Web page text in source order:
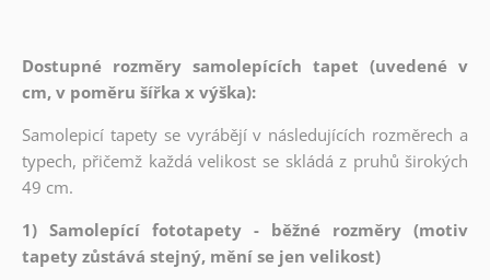
Dostupné rozměry samolepících tapet (uvedené v
cm, v poměru šířka x výška):
Samolepicí tapety se vyrábějí v následujících rozměrech a
typech, přičemž každá velikost se skládá z pruhů širokých
49 cm.
1) Samolepící fototapety - běžné rozměry (motiv
tapety zůstává stejný, mění se jen velikost)